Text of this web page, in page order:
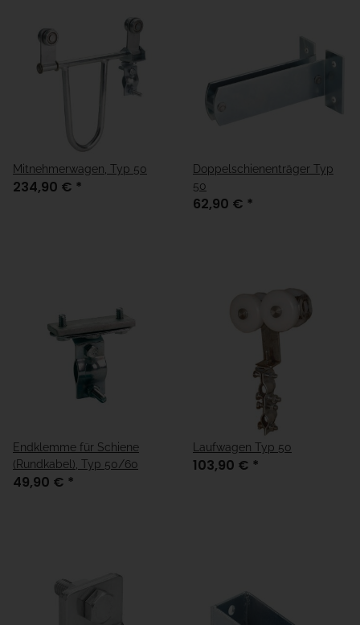
Mitnehmerwagen, Typ 50
234,90 € *
Doppelschienenträger Typ
50
62,90 € *
Endklemme für Schiene
(Rundkabel), Typ 50/60
49,90 € *
Laufwagen Typ 50
103,90 € *